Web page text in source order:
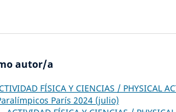
autor/a
FÍSICA Y CIENCIAS / PHYSICAL
París 2024 (julio)